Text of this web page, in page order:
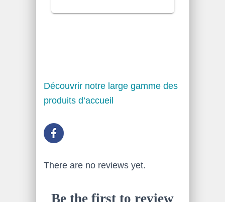
Découvrir notre large gamme des
produits d’accueil
There are no reviews yet.
Be the first to review